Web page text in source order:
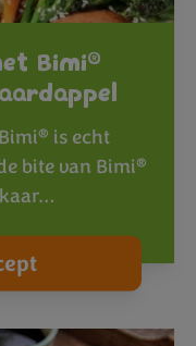
Bimi®
® is echt
bite van Bimi®